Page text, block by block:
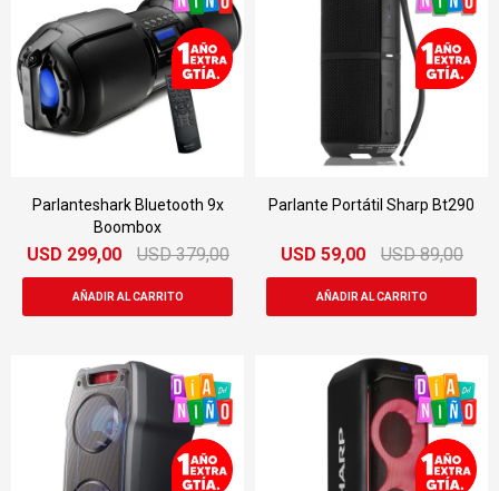
Parlanteshark Bluetooth 9x
Boombox
USD 299,00 USD 379,00
Parlante Portátil Sharp Bt290
USD 59,00 USD 89,00